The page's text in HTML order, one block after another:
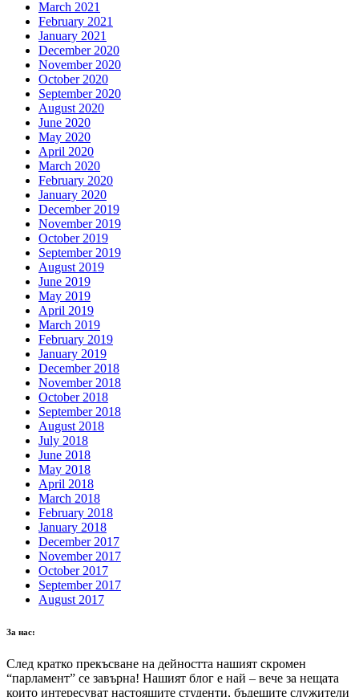
March 2021
February 2021
January 2021
December 2020
November 2020
October 2020
September 2020
August 2020
June 2020
May 2020
April 2020
March 2020
February 2020
January 2020
December 2019
November 2019
October 2019
September 2019
August 2019
June 2019
May 2019
April 2019
March 2019
February 2019
January 2019
December 2018
November 2018
October 2018
September 2018
August 2018
July 2018
June 2018
May 2018
April 2018
March 2018
February 2018
January 2018
December 2017
November 2017
October 2017
September 2017
August 2017
За нас:
След кратко прекъсване на дейността нашият скромен
“парламент” се завърна! Нашият блог е най – вече за нещата
които интересуват настоящите студенти, бъдещите служители